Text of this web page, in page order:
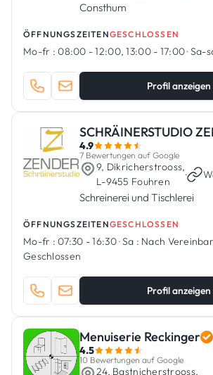
Consthum
ÖFFNUNGSZEITENGESCHLOSSEN
Mo-fr : 08:00 - 12:00, 13:00 - 17:00·Sa-
Profil anzeigen
SCHRÄINERSTUDIO
4.9
7 Bewertungen auf Google
9, Dikricherstrooss,
L-9455 Fouhren
·
Schreinerei und Tischlerei
ÖFFNUNGSZEITENGESCHLOSSEN
Mo-fr : 07:30 - 16:30·Sa : Nach
Geschlossen
Profil anzeigen
Menuiserie Reckinger
4.5
10 Bewertungen auf Google
24, Bastnicherstrooss,